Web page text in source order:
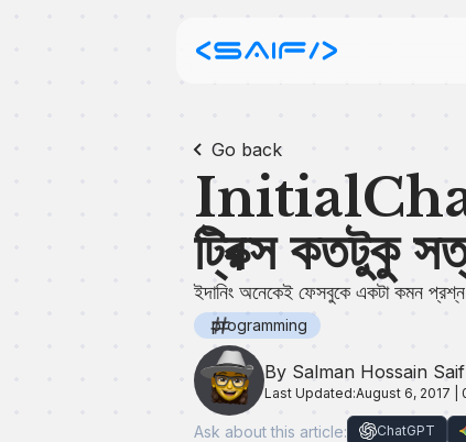
Go back
ট্রিক্স কতটুকু
ইদানিং অনেকেই ফেসবুকে একটা কমন
programming
By Salman Hossain Saif
Last Updated:August 6, 2017 |
Ask about this article: ChatGPT